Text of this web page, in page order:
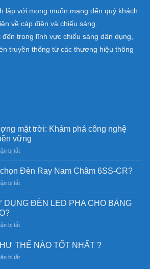
lập với mong muốn mang đến quý khách
về cáp điện và chiếu sáng.
trong lĩnh vực chiếu sáng dân dụng,
truyền thống từ các thương hiệu thông
mặt trời: Khám phá công nghệ
vững
bị tắtở
năng
mặt
Khám
nghệ
sáng
Đèn Ray Nam Châm 6SS-CR?
bị tắtở
sao
Đèn
Nam
6SS-
DỤNG ĐÈN LED PHA CHO BẢNG
bị tắtở
NÊN
DỤNG
THẾ NÀO TỐT NHẤT ?
bị tắtở